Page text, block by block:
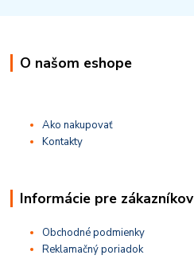
O našom eshope
Ako nakupovať
Kontakty
Informácie pre zákazníkov
Obchodné podmienky
Reklamačný poriadok